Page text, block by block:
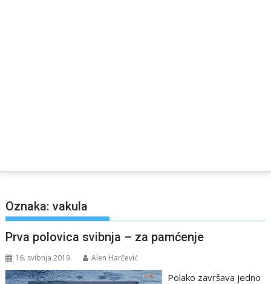
Oznaka:vakula
Prva polovica svibnja – za pamćenje
16. svibnja 2019. Alen Harčević
Polako završava jedno